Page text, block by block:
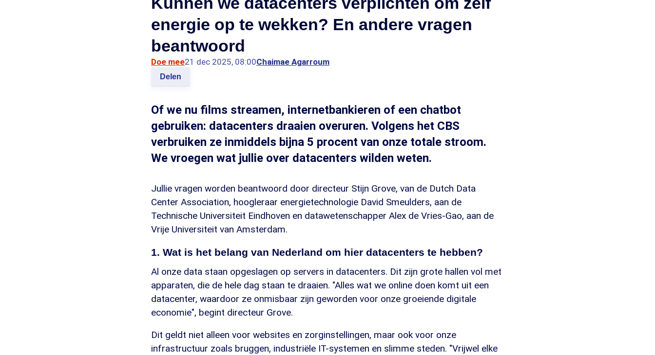
energie op te wekken? En andere vragen
beantwoord
Doe mee21 dec 2025, 08:00Chaimae Agarroum
Delen
Of we nu films streamen, internetbankieren of een chatbot
gebruiken: datacenters draaien overuren. Volgens het CBS
verbruiken ze inmiddels bijna 5 procent van onze totale stroom.
We vroegen wat jullie over datacenters wilden weten.
Jullie vragen worden beantwoord door directeur Stijn Grove, van de Dutch Data
Center Association, hoogleraar energietechnologie David Smeulders, aan de
Technische Universiteit Eindhoven en datawetenschapper Alex de Vries-Gao, aan de
Vrije Universiteit van Amsterdam.
1. Wat is het belang van Nederland om hier datacenters te hebben?
Al onze data staan opgeslagen op servers in datacenters. Dit zijn grote hallen vol met
apparaten, die de hele dag staan te draaien. "Alles wat we online doen komt uit een
datacenter, waardoor ze onmisbaar zijn geworden voor onze groeiende digitale
economie", begint directeur Grove.
Dit geldt niet alleen voor websites en zorginstellingen, maar ook voor onze
infrastructuur zoals bruggen, industriële IT-systemen en slimme steden. "Vrijwel elke